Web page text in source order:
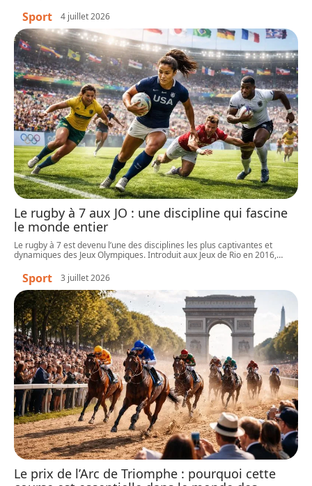
Sport 4 juillet 2026
Le rugby à 7 aux JO : une discipline qui fascine
le monde entier
Le rugby à 7 est devenu l’une des disciplines les plus captivantes et
dynamiques des Jeux Olympiques. Introduit aux Jeux de Rio en 2016,…
Sport 3 juillet 2026
Le prix de l’Arc de Triomphe : pourquoi cette